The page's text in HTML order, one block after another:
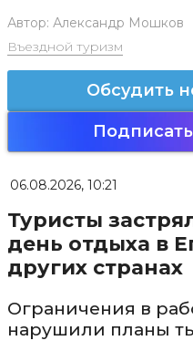
Автор: Александр Мошков
Въездной туризм
Обсудить
06.08.2026, 10:21
Туристы
день отдыха в
других странах
Ограничения в
нарушили планы